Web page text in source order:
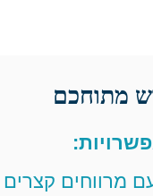
מתוחכם
מרווחים קצרים